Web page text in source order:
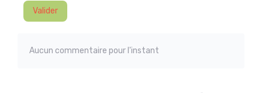
Valider
Aucun commentaire pour l'instant